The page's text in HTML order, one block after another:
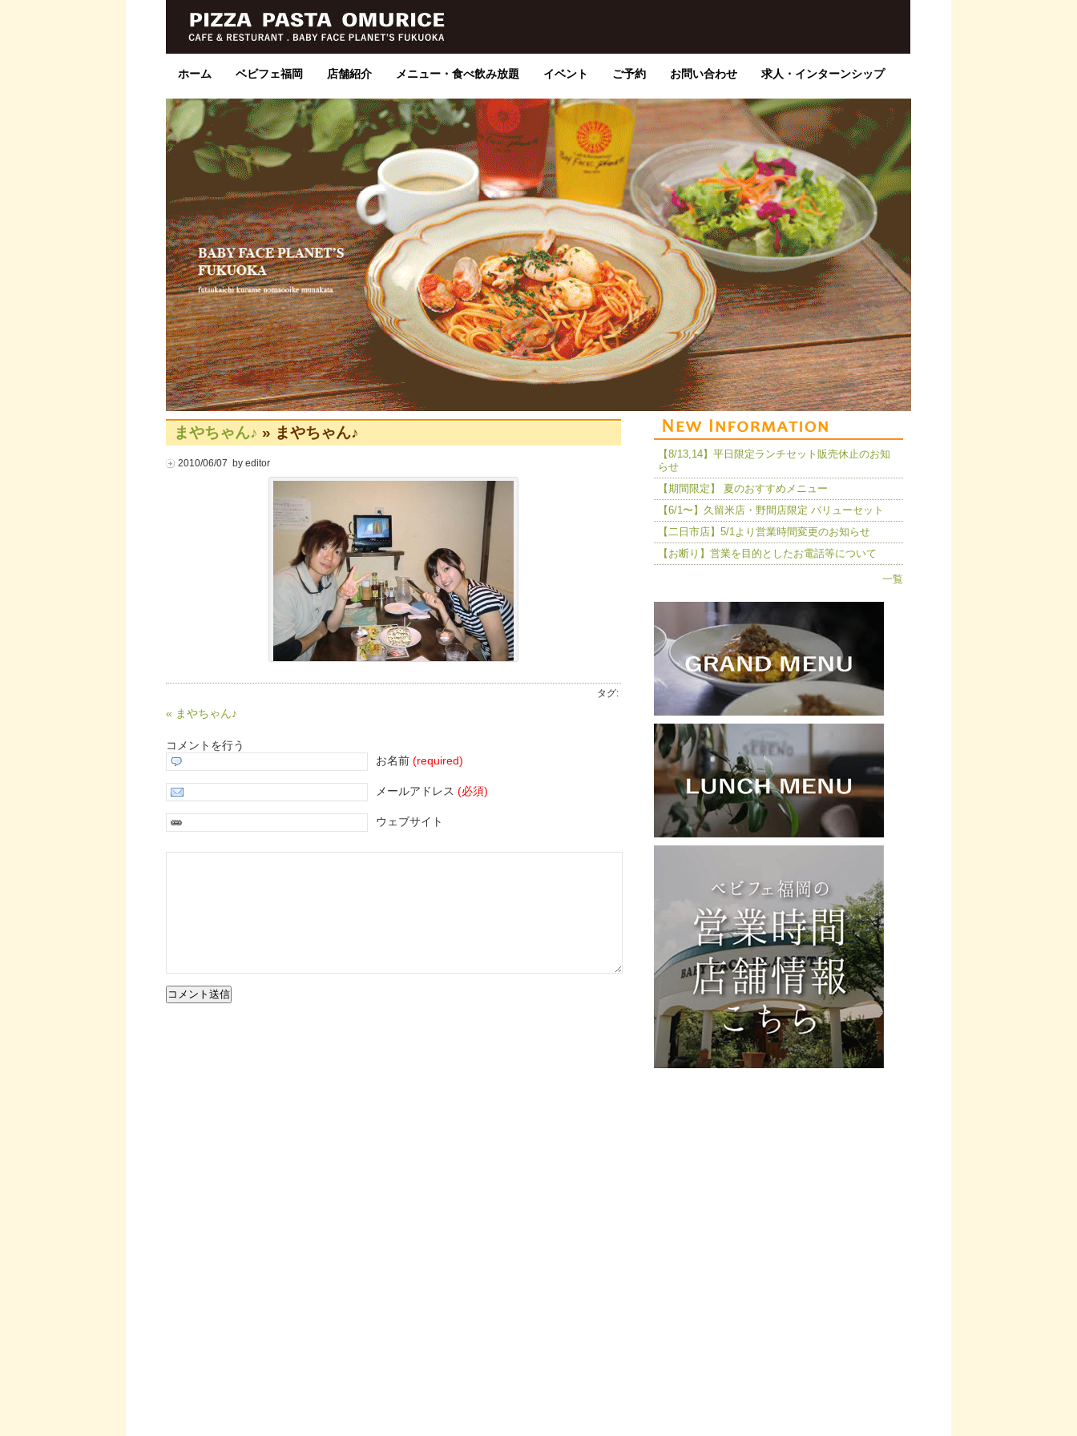
ホーム ベビフェ福岡 店舗紹介 メニュー・食べ飲み放題 イベント ご予約 お問い合わせ 求人・インターンシップ
まやちゃん♪ » まやちゃん♪
2010/06/07 by editor
タグ:
« まやちゃん♪
コメントを行う
お名前 (required)
メールアドレス (必須)
ウェブサイト
【8/13,14】平日限定ランチセット販売休止のお知
らせ
【期間限定】 夏のおすすめメニュー
【6/1〜】久留米店・野間店限定 バリューセット
【二日市店】5/1より営業時間変更のお知らせ
【お断り】営業を目的としたお電話等について
一覧